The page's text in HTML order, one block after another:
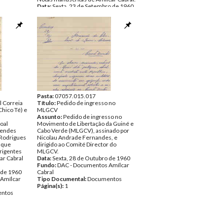
Data: Sexta, 23 de Setembro de 1960
Fundo:
DAC - Documentos Amílcar
Cabral
Tipo Documental:Documentos
Página(s):21
Correia
Té) e
Cabral
1960
Pasta:07057.015.017
Título:Pedido de ingresso no
MLGCV
Assunto:Pedido de ingresso no
Movimento de Libertação da Guiné e
Cabo Verde (MLGCV), assinado por
Nicolau Andrade Fernandes, e
dirigido ao Comité Director do
MLGCV.
Data:Sexta, 28 de Outubro de 1960
Fundo:DAC - Documentos Amílcar
Cabral
Tipo Documental:Documentos
Página(s): 1